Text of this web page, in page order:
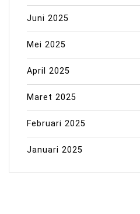
Juni 2025
Mei 2025
April 2025
Maret 2025
Februari 2025
Januari 2025